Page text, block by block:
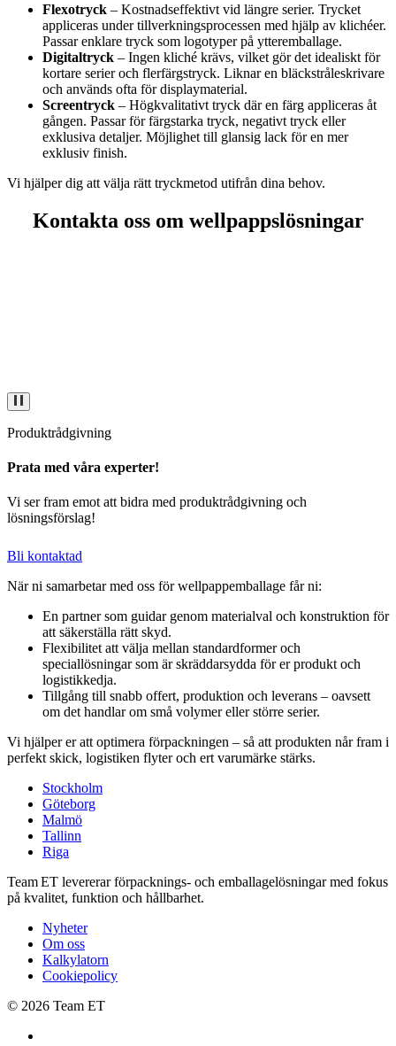
Flexotryck – Kostnadseffektivt vid längre serier. Trycket
appliceras under tillverkningsprocessen med hjälp av klichéer.
Passar enklare tryck som logotyper på ytteremballage.
Digitaltryck – Ingen kliché krävs, vilket gör det idealiskt för
kortare serier och flerfärgstryck. Liknar en bläckstråleskrivare
och används ofta för displaymaterial.
Screentryck – Högkvalitativt tryck där en färg appliceras åt
gången. Passar för färgstarka tryck, negativt tryck eller
exklusiva detaljer. Möjlighet till glansig lack för en mer
exklusiv finish.
Vi hjälper dig att välja rätt tryckmetod utifrån dina behov.
Kontakta oss om wellpappslösningar
Produktrådgivning
Prata med våra experter!
Vi ser fram emot att bidra med produktrådgivning och
lösningsförslag!
Bli kontaktad
När ni samarbetar med oss för wellpapp­emballage får ni:
En partner som guidar genom materialval och konstruktion för
att säkerställa rätt skyd.
Flexibilitet att välja mellan standardformer och
speciallösningar som är skräddarsydda för er produkt och
logistikkedja.
Tillgång till snabb offert, produktion och leverans – oavsett
om det handlar om små volymer eller större serier.
Vi hjälper er att optimera förpackningen – så att produkten når fram i
perfekt skick, logistiken flyter och ert varumärke stärks.
Stockholm
Göteborg
Malmö
Tallinn
Riga
Team ET levererar förpacknings‑ och emballagelösningar med fokus
på kvalitet, funktion och hållbarhet.
Nyheter
Om oss
Kalkylatorn
Cookiepolicy
© 2026 Team ET